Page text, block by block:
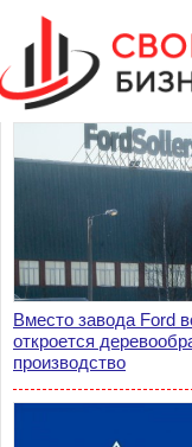
Вместо завода Ford
откроется
производство